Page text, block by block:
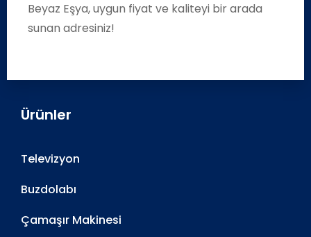
Beyaz Eşya, uygun fiyat ve kaliteyi bir arada
sunan adresiniz!
Ürünler
Televizyon
Buzdolabı
Çamaşır Makinesi